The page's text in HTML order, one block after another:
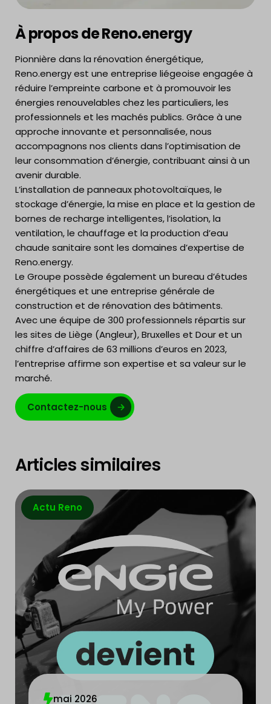
À propos de Reno.energy
Pionnière dans la rénovation énergétique,
Reno.energy est une entreprise liégeoise engagée à
réduire l’empreinte carbone et à promouvoir les
énergies renouvelables chez les particuliers, les
professionnels et les machés publics. Grâce à une
approche innovante et personnalisée, nous
accompagnons nos clients dans l’optimisation de
leur consommation d’énergie, contribuant ainsi à un
avenir durable.
L’installation de panneaux photovoltaïques, le
stockage d’énergie, la mise en place et la gestion de
bornes de recharge intelligentes, l’isolation, la
ventilation, le chauffage et la production d’eau
chaude sanitaire sont les domaines d’expertise de
Reno.energy.
Le Groupe possède également un bureau d’études
énergétiques et une entreprise générale de
construction et de rénovation des bâtiments.
Avec une équipe de 300 professionnels répartis sur
les sites de Liège (Angleur), Bruxelles et Dour et un
chiffre d’affaires de 63 millions d’euros en 2023,
l’entreprise affirme son expertise et sa valeur sur le
marché.
Contactez-nous
Articles similaires
Actu Reno
mai 2026